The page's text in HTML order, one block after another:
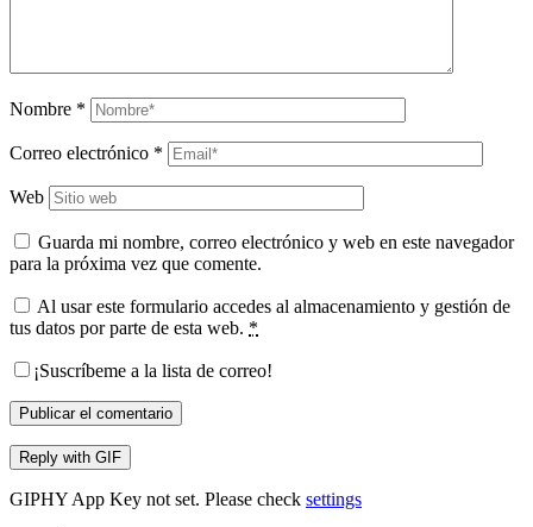
Nombre *
Correo electrónico *
Web
Guarda mi nombre, correo electrónico y web en este navegador
para la próxima vez que comente.
Al usar este formulario accedes al almacenamiento y gestión de
tus datos por parte de esta web. *
¡Suscríbeme a la lista de correo!
Publicar el comentario
Reply with GIF
GIPHY App Key not set. Please check settings